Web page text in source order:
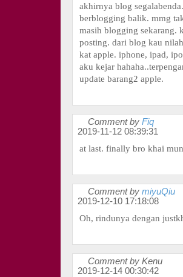
akhirnya blog
berblogging balik. mmg
masih blogging sekarang.
posting. dari blog kau
kat apple. iphone, ipad,
aku kejar
update barang2 apple.
Comment by Fiq
2019-11-12 08:39:31
at last. finally bro khai
Comment by miyuQiu
2019-12-10 17:18:08
Oh, rindunya dengan
Comment by Kenu
2019-12-14 00:30:42